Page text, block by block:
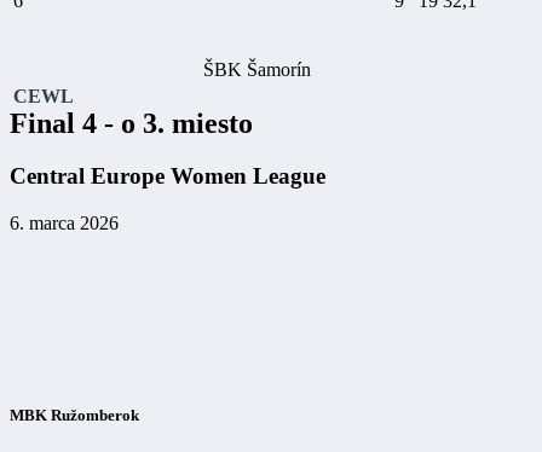
ŠBK Šamorín
CEWL
Final 4 - o 3. miesto
Central Europe Women League
6. marca 2026
MBK Ružomberok